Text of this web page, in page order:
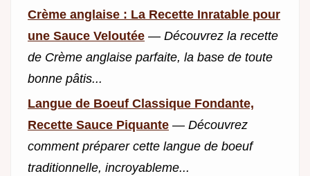
Crème anglaise : La Recette Inratable pour
une Sauce Veloutée — Découvrez la recette
de Crème anglaise parfaite, la base de toute
bonne pâtis...
Langue de Boeuf Classique Fondante,
Recette Sauce Piquante — Découvrez
comment préparer cette langue de boeuf
traditionnelle, incroyableme...